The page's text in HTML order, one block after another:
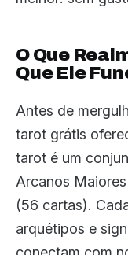
O Que
Que Ele
Antes de
tarot grátis
tarot é um
Arcanos
(56 cartas).
arquétipos e